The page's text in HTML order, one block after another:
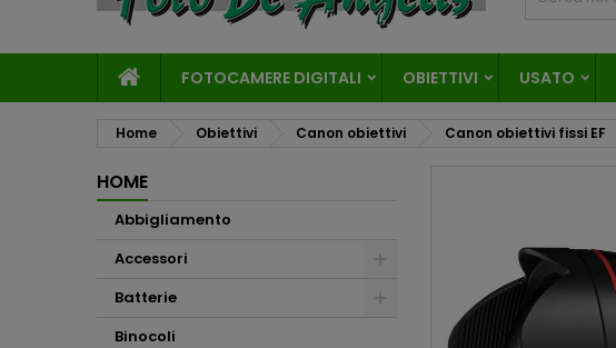
FOTOCAMERE DIGITALI OBIETTIVI USATO
Home Obiettivi Canon obiettivi Canon obiettivi fissi EF
HOME
Abbigliamento
Accessori
Batterie
Binocoli